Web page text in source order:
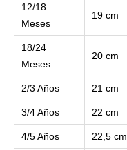
12/18
Meses
19 cm
18/24
Meses
20 cm
2/3 Años 21 cm
3/4 Años 22 cm
4/5 Años 22,5 cm